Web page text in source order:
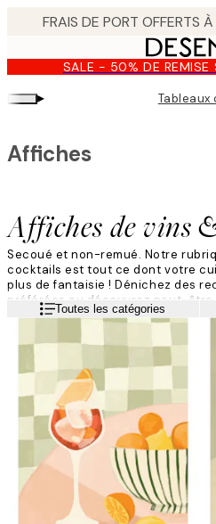
content.SALE - 50% DE REMISE
▸ Tableaux
Affiches de vins
Affiches
Secoué et non-remué. Notre
cocktails est tout ce dont votre
plus de fantaisie ! Dénichez des
préférées ou découvrez peut-
Une affiche vins et cocktails ne
Lire la suiteToutes les catégories